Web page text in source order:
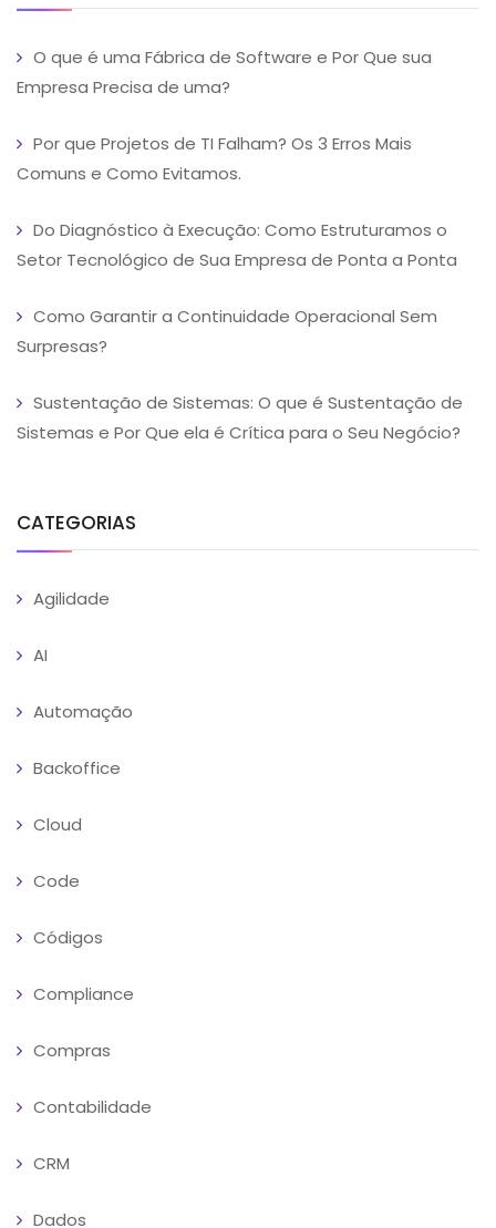
O que é uma Fábrica de Software e Por Que sua
Empresa Precisa de uma?
Por que Projetos de TI Falham? Os 3 Erros Mais
Comuns e Como Evitamos.
Do Diagnóstico à Execução: Como Estruturamos o
Setor Tecnológico de Sua Empresa de Ponta a Ponta
Como Garantir a Continuidade Operacional Sem
Surpresas?
Sustentação de Sistemas: O que é Sustentação de
Sistemas e Por Que ela é Crítica para o Seu Negócio?
CATEGORIAS
Agilidade
AI
Automação
Backoffice
Cloud
Code
Códigos
Compliance
Compras
Contabilidade
CRM
Dados